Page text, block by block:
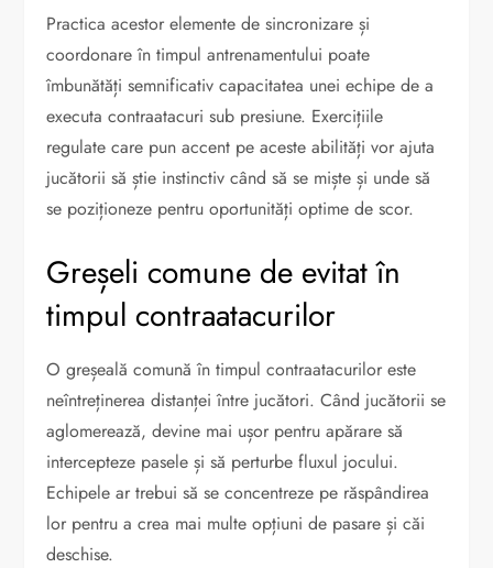
Practica acestor elemente de sincronizare și
coordonare în timpul antrenamentului poate
îmbunătăți semnificativ capacitatea unei echipe de a
executa contraatacuri sub presiune. Exercițiile
regulate care pun accent pe aceste abilități vor ajuta
jucătorii să știe instinctiv când să se miște și unde să
se poziționeze pentru oportunități optime de scor.
Greșeli comune de evitat în
timpul contraatacurilor
O greșeală comună în timpul contraatacurilor este
neîntreținerea distanței între jucători. Când jucătorii se
aglomerează, devine mai ușor pentru apărare să
intercepteze pasele și să perturbe fluxul jocului.
Echipele ar trebui să se concentreze pe răspândirea
lor pentru a crea mai multe opțiuni de pasare și căi
deschise.